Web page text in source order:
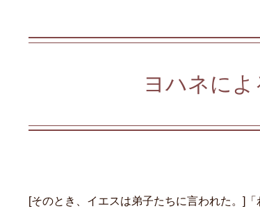
ヨハネによ
[そのとき、イエスは弟子たちに言われた。]